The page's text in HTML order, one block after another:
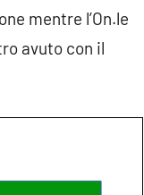
mentre l’On.le
avuto con il